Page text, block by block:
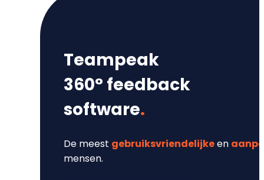
Teampeak
360° feedback
software.
De meest gebruiksvriendelijkeen
mensen.